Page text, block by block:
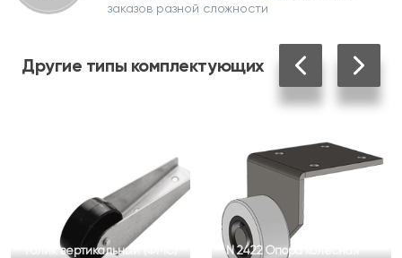
заказов разной сложности
Другие типы комплектующих
Ролик вертикальный (ФМС)
N 2422 Опора колесная